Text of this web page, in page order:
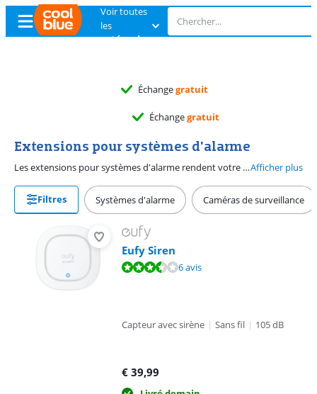
Voir toutes
les
catégories
Échangegratuit
Échangegratuit
Extensions pour systèmes d'alarme
Les extensions pour systèmes d'alarme rendent votre maison encore plus sûre. Vous pouvez, par exemple, opter pour des détecteurs de mouvement, des sirènes ou des capteurs de fenêtre. Un détecteur de mouvement permet de vous assurer que personne ne pénètre dans votre maison sans être remarqué. Le capteur remarque rapidement s'il y a quelqu'un et s'assure que le système d'alarme vous le signale. Une sirène est une alarme très forte qui signale la présence de cambrioleurs. Quant au capteur de fenêtre, il donne un signal si une fenêtre est ouverte alors que vous n'êtes pas à la maison ou lorsqu'une fenêtre reste ouverte alors que vous n'est pas chez vous. Assurez-vous que l'extension de votre choix est adaptée à votre système d'alarme pour pouvoir connecter les différents produits.Afficher plus
Filtres Systèmes d'alarme Caméras de surveillance
Eufy Siren
La note est de 6,9 sur 10, basée sur 6 avis.6 avis
Capteur avec sirène | Sans fil | 105 dB
€ 39,99